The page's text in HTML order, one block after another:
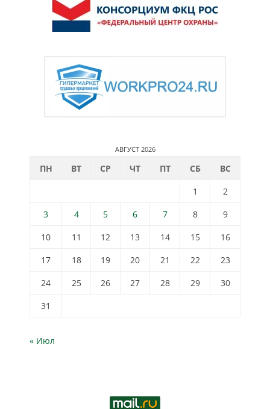
АВГУСТ 2026
ПН ВТ СР ЧТ ПТ СБ
ВС
1
2
3
4 5 6 7 8
9
10
11 12 13 14 15
16
17
18 19 20 21 22
23
24
25 26 27 28 29
30
31
« Июл